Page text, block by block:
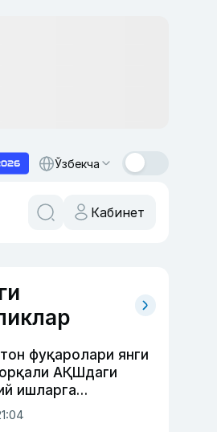
Ўзбекча
Кабинет
фуқаролари янги
АҚШдаги
ишларга
ва